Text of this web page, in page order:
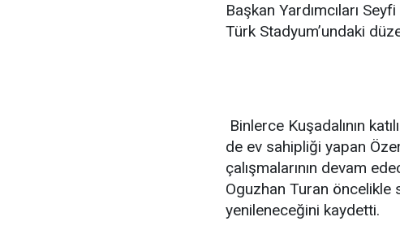
Başkan Yardımcıları
Türk Stadyum’undaki
Binlerce Kuşadalının
de ev sahipliği yapan
çalışmalarının devam
Oguzhan Turan öncelikle
yenileneceğini kaydetti.